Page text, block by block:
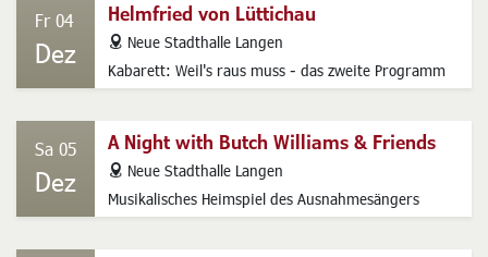
Helmfried von Lüttichau
Kabarett: Weil's raus muss - das zweite Programm
Fr 04
Dez
address
Neue Stadthalle Langen
A Night with Butch Williams & Friends
Musikalisches Heimspiel des Ausnahmesängers
Sa 05
Dez
address
Neue Stadthalle Langen